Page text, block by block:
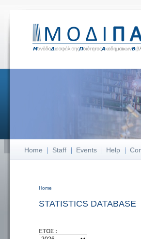
Home Staff Events Help
Home
STATISTICS DATABASE
ΕΤΟΣ :